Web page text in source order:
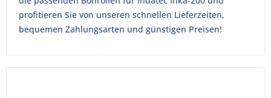
profitieren Sie von unseren schnellen Lieferzeiten,
bequemen Zahlungsarten und günstigen Preisen!